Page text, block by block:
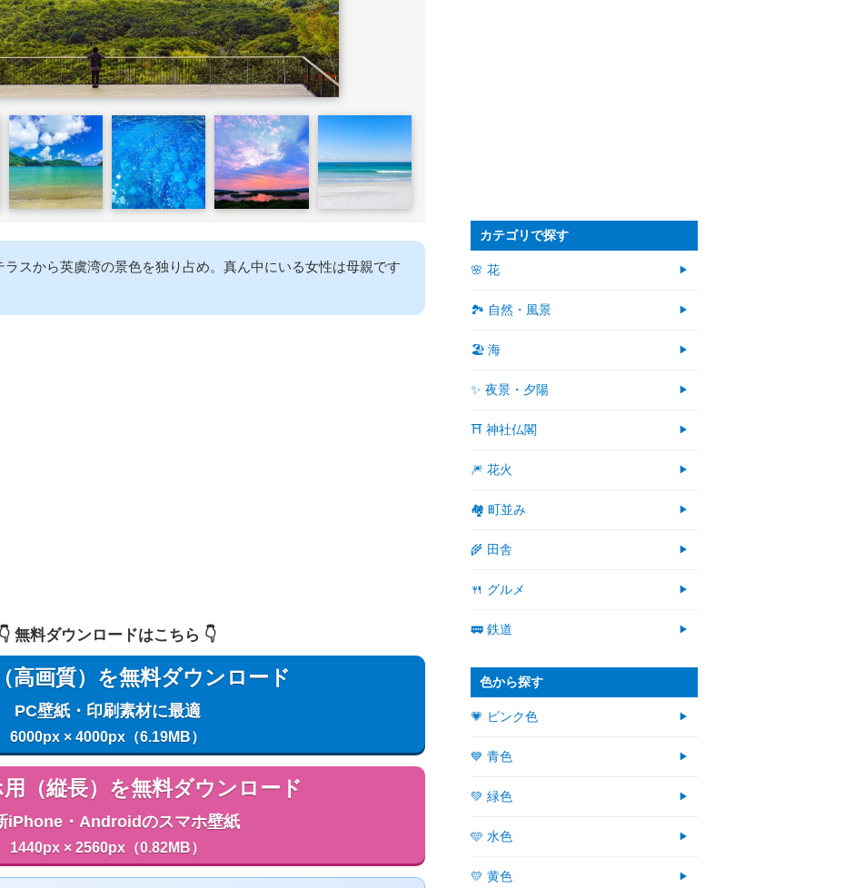
ラスから英虞湾の景色を独り占め。真ん中にいる女性は母親です
👇️ 無料ダウンロードはこちら 👇️
高画質）を無料ダウンロード
PC壁紙・印刷素材に最適
6000px × 4000px（6.19MB）
（縦長）を無料ダウンロード
iPhone・Androidのスマホ壁紙
1440px × 2560px（0.82MB）
カテゴリで探す
🌸 花
🏞️ 自然・風景
🏖 海
✨ 夜景・夕陽
⛩ 神社仏閣
🎆 花火
🏘 町並み
🌾 田舎
🍴 グルメ
🚃 鉄道
色から探す
💗 ピンク色
💙 青色
💚 緑色
🩵 水色
💛 黄色